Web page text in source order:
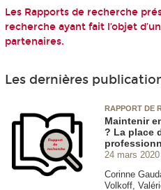
Les Rapports de recherche
recherche ayant fait l’objet
partenaires.
Les dernières
RAPPORT DE
Maintenir
? La place
24 mars 2020
Corinne
Volkoff,